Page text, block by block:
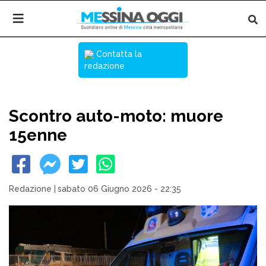
Contatta la
redazione
Scontro auto-moto: muore
15enne
Redazione sabato 06 Giugno 2026 - 22:35